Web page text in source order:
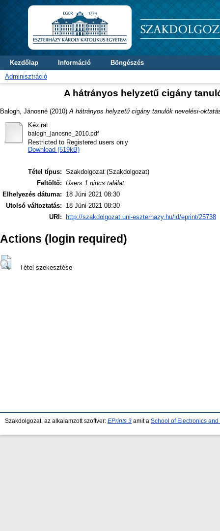
Kezdőlap Információ
Böngészés
Adminisztráció
A hátrányos helyzetű cigány
Balogh, Jánosné (2010) A hátrányos helyzetű cigány tanulók nevelési-
Kézirat
balogh_janosne_2010.pdf
Restricted to Registered users only
Download (519kB)
Tétel típus: Szakdolgozat (Szakdolgozat)
Feltöltő:
Users 1 nincs találat.
Elhelyezés dátuma:
18 Júni 2021 08:30
Utolsó változtatás:
18 Júni 2021 08:30
URI:
http://szakdolgozat.uni-eszterhazy.hu/id/eprint/25738
Actions (login required)
Tétel szekesztése
Szakdolgozat, az alkalamzott szoftver: EPrints 3 amit a School of Electronics